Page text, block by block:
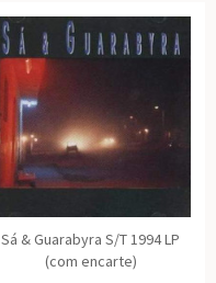
Sá & Guarabyra S/T 1994 LP
(com encarte)